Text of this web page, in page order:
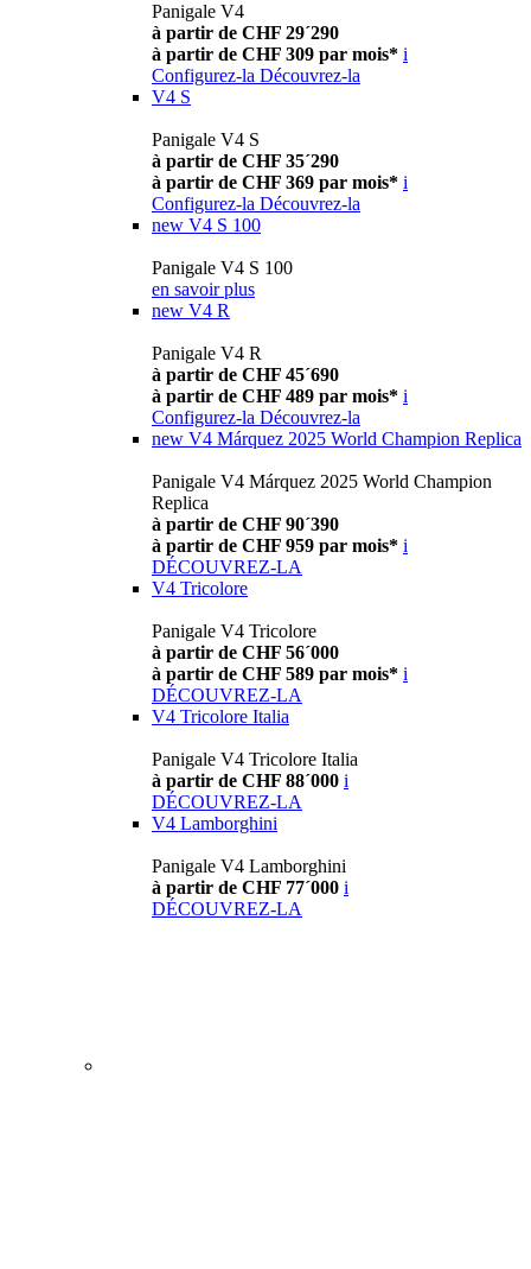
Panigale V4
à partir de CHF 29´290
à partir de CHF 309 par mois* i
Configurez-la Découvrez-la
V4 S
Panigale V4 S
à partir de CHF 35´290
à partir de CHF 369 par mois* i
Configurez-la Découvrez-la
new V4 S 100
Panigale V4 S 100
en savoir plus
new V4 R
Panigale V4 R
à partir de CHF 45´690
à partir de CHF 489 par mois* i
Configurez-la Découvrez-la
new V4 Márquez 2025 World Champion Replica
Panigale V4 Márquez 2025 World Champion
Replica
à partir de CHF 90´390
à partir de CHF 959 par mois* i
DÉCOUVREZ-LA
V4 Tricolore
Panigale V4 Tricolore
à partir de CHF 56´000
à partir de CHF 589 par mois* i
DÉCOUVREZ-LA
V4 Tricolore Italia
Panigale V4 Tricolore Italia
à partir de CHF 88´000 i
DÉCOUVREZ-LA
V4 Lamborghini
Panigale V4 Lamborghini
à partir de CHF 77´000 i
DÉCOUVREZ-LA